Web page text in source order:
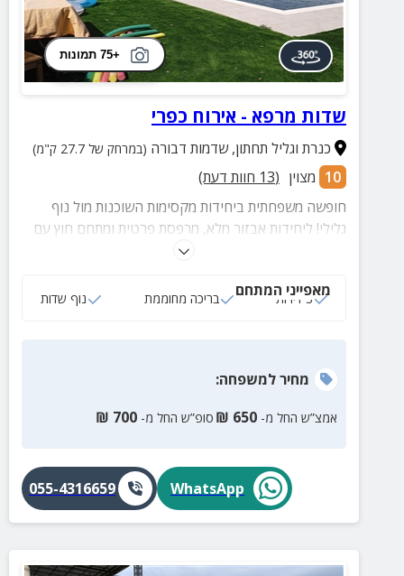
+75 תמונות
שדות מרפא - אירוח כפרי
כנרת וגליל תחתון,שדמות דבורה (במרחק של 27.7 ק"מ)
10 מצוין (
13 חוות דעת)
חופשה משפחתית ביחידות מקסימות השוכנות מול נוף
גלילי! ליחידות אבזור מלא, מרפסת פרטית ומתחם חוץ עם
בריכה מגודרת, מיטות שיזוף, צמחייה מטופחת ועוד
מאפייני המתחם
3 דירות בריכה מחוממת נוף שדות
מחירלמשפחה:
אמצ”ש החל מ- 650
₪ סופ”ש החל מ- 700
₪
WhatsApp
055-4316659